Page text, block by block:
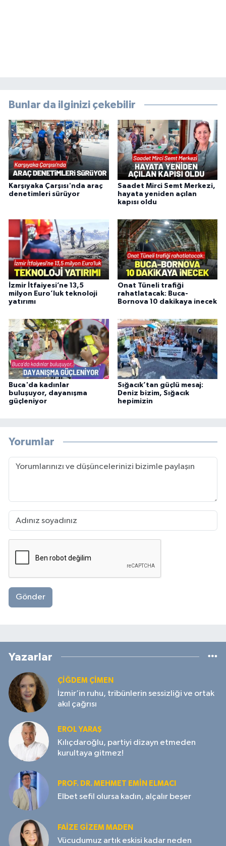
Bunlar da ilginizi çekebilir
Karşıyaka Çarşısı'nda araç
denetimleri sürüyor
Saadet Mirci Semt Merkezi,
hayata yeniden açılan
kapısı oldu
İzmir İtfaiyesi’ne 13,5
milyon Euro’luk teknoloji
yatırımı
Onat Tüneli trafiği
rahatlatacak: Buca-
Bornova 10 dakikaya inecek
Buca'da kadınlar
buluşuyor, dayanışma
güçleniyor
Sığacık’tan güçlü mesaj:
Deniz bizim, Sığacık
hepimizin
Yorumlar
Gönder
Yazarlar
ÇIĞDEM ÇIMEN
İzmir’in ruhu, tribünlerin sessizliği ve ortak
akıl çağrısı
EROL YARAŞ
Kılıçdaroğlu, partiyi dizayn etmeden
kurultaya gitmez!
PROF. DR. MEHMET EMIN ELMACI
Elbet sefil olursa kadın, alçalır beşer
FAIZE GIZEM MADEN
Vücudumuz artık eskisi kadar neden